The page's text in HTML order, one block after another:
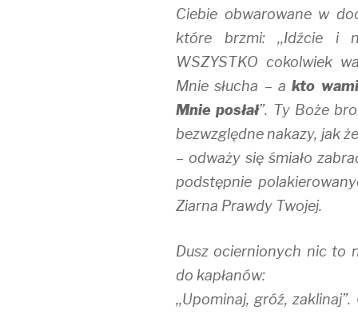
Ciebie obwarowane w
które brzmi: ,,Idźcie i
WSZYSTKO cokolwiek
Mnie słucha – akto
Mnie posłał”. Ty Boże
bezwzględne nakazy, jak
– odważy się śmiało
podstępnie
Ziarna Prawdy Twojej.
Dusz ociernionych nic to
do kapłanów:
,,Upominaj, gróź,